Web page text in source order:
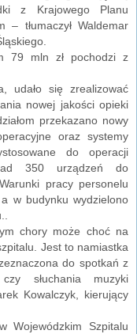
z Krajowego Planu
– tłumaczył Waldemar
79 mln zł pochodzi z
udało się zrealizować
nowej jakości opieki
przekazano nowy
oraz systemy
do operacji
350 urządzeń do
pracy personelu
w budynku wydzielono
chory może choć na
Jest to namiastka
do spotkań z
słuchania muzyki
Kowalczyk, kierujący
Wojewódzkim Szpitalu